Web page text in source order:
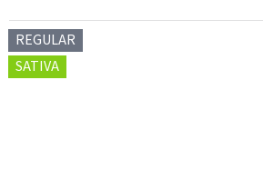
REGULAR
SATIVA